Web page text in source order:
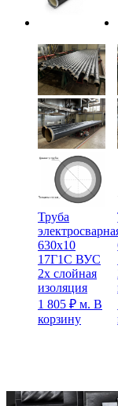
Труба
630х10
17Г1С ВУС
2х слойная
изоляция
1 805 ₽ м. В
корзину